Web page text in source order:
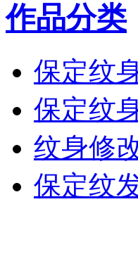
作品分类
保定纹
保定纹
纹身修
保定纹